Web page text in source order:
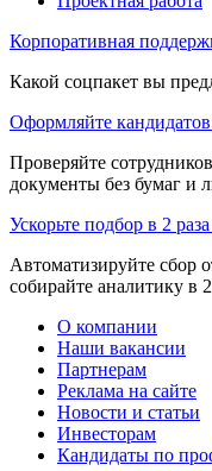
Корпоративная
Какой соцпакет вы
Оформляйте
Проверяйте
документы без бумаг и
Ускорьте подбор в 2
Автоматизируйте сбор
собирайте аналитику в
О компании
Наши вакансии
Партнерам
Реклама на сайте
Новости и статьи
Инвесторам
Кандидаты по